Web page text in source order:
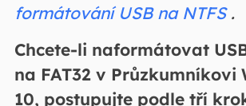
formátování USB na NTFS.
Chcete-li naformátovat
na FAT32 v Průzkumníkovi
10, postupujte podle tří